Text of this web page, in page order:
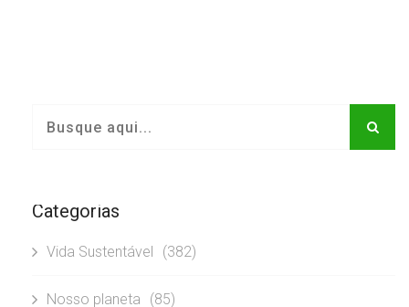
Categorias
Vida Sustentável (382)
Nosso planeta (85)